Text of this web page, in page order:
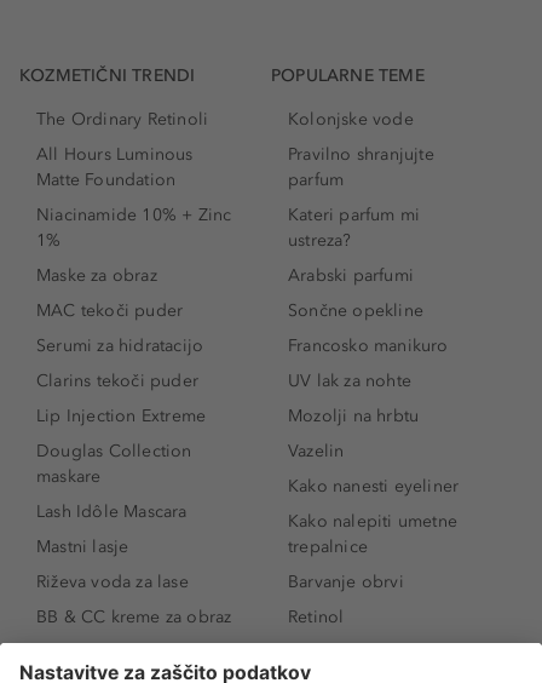
KOZMETIČNI TRENDI
The Ordinary Retinoli
All Hours Luminous
Matte Foundation
Niacinamide 10% + Zinc
1%
Maske za obraz
MAC tekoči puder
Serumi za hidratacijo
Clarins tekoči puder
Lip Injection Extreme
Douglas Collection
maskare
Lash Idôle Mascara
Mastni lasje
Riževa voda za lase
BB & CC kreme za obraz
SPF 30
POPULARNE TEME
Kolonjske vode
Pravilno shranjujte
parfum
Kateri parfum mi
ustreza?
Arabski parfumi
Sončne opekline
Francosko manikuro
UV lak za nohte
Mozolji na hrbtu
Vazelin
Kako nanesti eyeliner
Kako nalepiti umetne
trepalnice
Barvanje obrvi
Retinol